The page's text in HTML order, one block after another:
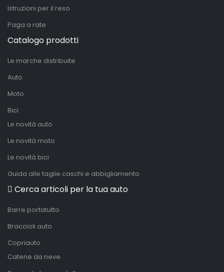
Istruzioni per il reso
Paga a rate
Catalogo prodotti
Le marche distribuite
Auto
Moto
Bici
Le novità auto
Le novità moto
Le novità bici
Guida alle taglie caschi e abbigliamento
Cerca articoli per la tua auto
Barre portatutto
Braccioli auto
Copriauto
Catene da neve